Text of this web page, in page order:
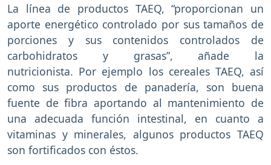
La línea de productos TAEQ, “proporcionan un
aporte energético controlado por sus tamaños de
porciones y sus contenidos controlados de
carbohidratos y grasas”, añade la
nutricionista. Por ejemplo los cereales TAEQ, así
como sus productos de panadería, son buena
fuente de fibra aportando al mantenimiento de
una adecuada función intestinal, en cuanto a
vitaminas y minerales, algunos productos TAEQ
son fortificados con éstos.